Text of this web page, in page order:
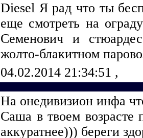
Diеsеl Я рад что ты
еще смотреть на
Семенович и
жолто-блакитном
04.02.2014 21:34:51 ,
На онедивизион инфа
Саша в твоем возрасте
аккуратнее))) береги